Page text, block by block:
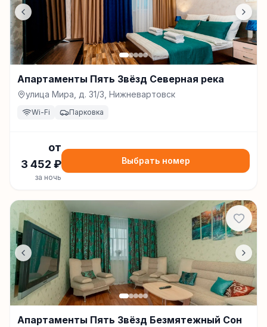
Апартаменты Пять Звёзд Северная река
улица Мира, д. 31/3, Нижневартовск
Wi-Fi Парковка
от
3 452 ₽
за ночь
Выбрать номер
Апартаменты Пять Звёзд Безмятежный Сон